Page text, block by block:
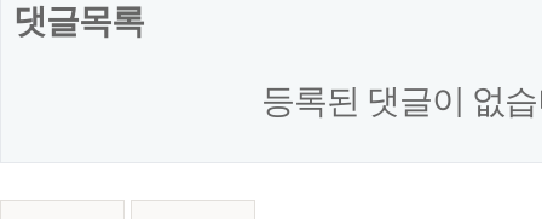
댓글목록
등록된 댓글이 없